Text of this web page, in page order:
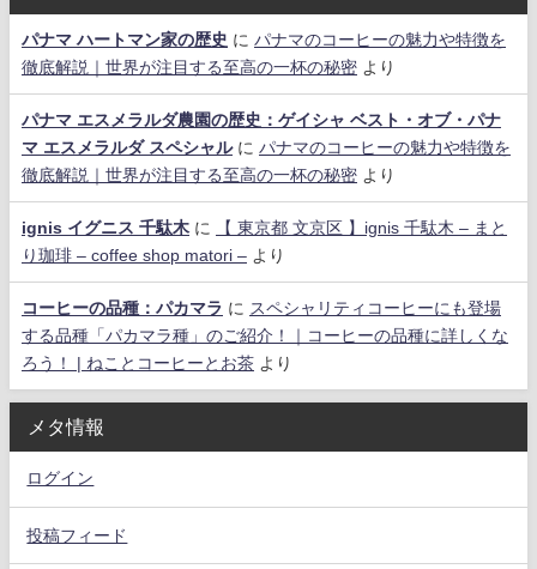
パナマ ハートマン家の歴史 に パナマのコーヒーの魅力や特徴を
徹底解説｜世界が注目する至高の一杯の秘密 より
パナマ エスメラルダ農園の歴史：ゲイシャ ベスト・オブ・パナ
マ エスメラルダ スペシャルに パナマのコーヒーの魅力や特徴を
徹底解説｜世界が注目する至高の一杯の秘密 より
ignis イグニス 千駄木に
【 東京都 文京区 】ignis 千駄木 – まと
り珈琲 – coffee shop matori – より
コーヒーの品種：パカマラ に スペシャリティコーヒーにも登場
する品種「パカマラ種」のご紹介！｜コーヒーの品種に詳しくな
ろう！ | ねことコーヒーとお茶 より
メタ情報
ログイン
投稿フィード